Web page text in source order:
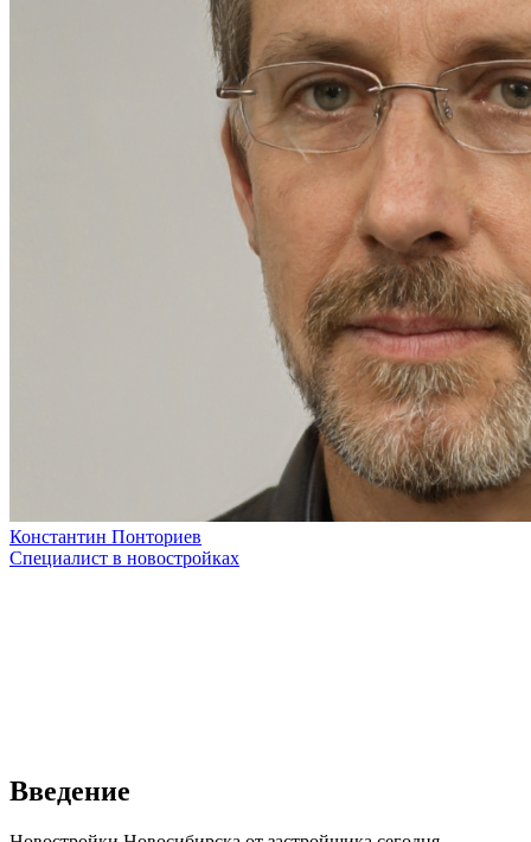
Константин Понториев
Специалист в новостройках
Введение